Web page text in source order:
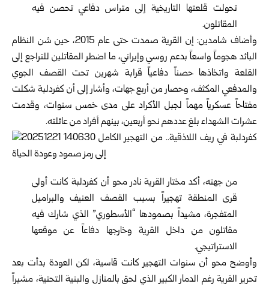
تحولت قلعتها التاريخية إلى متراس دفاعي تحصن فيه
المقاتلون.
وأضاف شامدين: إن القرية صمدت حتى عام 2015، حين شن النظام
البائد هجوماً واسعاً بدعم روسي وإيراني، ما اضطر المقاتلين للتراجع إلى
القلعة واتخاذها حصناً دفاعياً قرابة شهرين تحت القصف الجوي
والمدفعي المكثف، وحصار من أربع جهات، وأشار إلى أن كفردلبة شكلت
مفتاحاً عسكرياً مهماً لجبل الأكراد على مدى خمس سنوات، وقدمت
عشرات الشهداء بلغ عددهم نحو أربعين، بينهم أفراد من عائلته.
من جهته، أكد مختار القرية نادر محو أن كفردلبة كانت أولى
قرى المنطقة تهجيراً بسبب القصف العنيف والبراميل
المتفجرة، مشيداً بصمودها “الأسطوري” الذي شارك فيه
مقاتلون من داخل القرية وخارجها دفاعاً عن موقعها
الاستراتيجي.
وأوضح محو أن سنوات التهجير كانت قاسية، لكن العودة بدأت بعد
تحرير القرية رغم الدمار الكبير الذي لحق بالمنازل والبنية التحتية، مشيراً